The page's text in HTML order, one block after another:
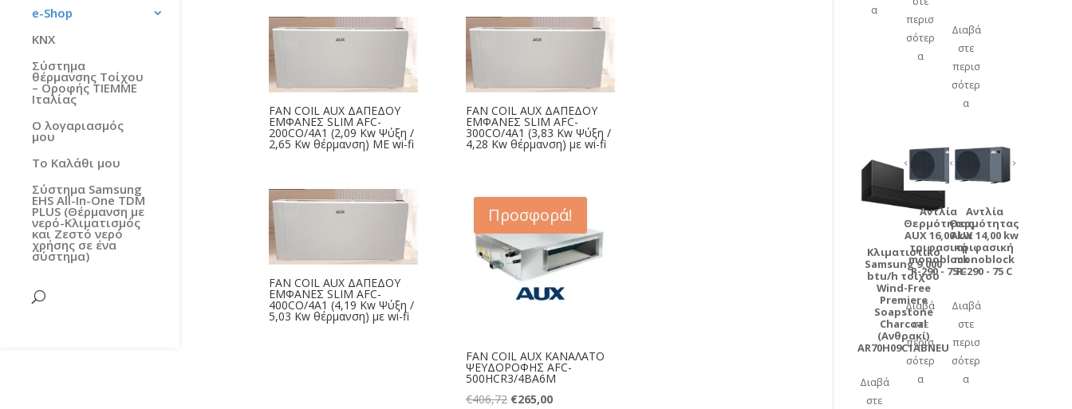
e-Shop
KNX
Σύστημα
θέρμανσης Τοίχου
– Οροφής TIEMME
Ιταλίας
Ο λογαριασμός
μου
Το Καλάθι μου
Σύστημα Samsung
EHS All-In-One TDM
PLUS (Θέρμανση με
νερό-Κλιματισμός
και Ζεστό νερό
χρήσης σε ένα
σύστημα)
€473,68.είναι:
FAN COIL AUX ΔΑΠΕΔΟΥ
ΕΜΦΑΝΕΣ SLIM AFC-
200CO/4A1 (2,09 Kw Ψύξη /
2,65 Kw θέρμανση) ME wi-fi
FAN COIL AUX ΔΑΠΕΔΟΥ
ΕΜΦΑΝΕΣ SLIM AFC-
300CO/4A1 (3,83 Kw Ψύξη /
4,28 Kw θέρμανση) με wi-fi
FAN COIL AUX ΔΑΠΕΔΟΥ
ΕΜΦΑΝΕΣ SLIM AFC-
400CO/4A1 (4,19 Kw Ψύξη /
5,03 Kw θέρμανση) με wi-fi
Προσφορά!
FAN COIL AUX ΚΑΝΑΛΑΤΟ
ΨΕΥΔΟΡΟΦΗΣ AFC-
500HCR3/4BA6M
€406,72 Original
€265,00Η
α
περισ
σότερ
α
Διαβά
στε
περισ
σότερ
α
Κλιματιστικό
Samsung 9.000
btu/h τοίχου
Wind-Free
Premiere
Soapstone
Charcoal
(Ανθρακί)
AR70H09C1ABNEU
Διαβά
στε
Αντλία
Θερμότητας
AUX 16,00 kw
τριφασική
monoblock
R-290 - 75 C
Διαβά
στε
περισ
σότερ
α
Αντλία
Θερμότητας
AUX 14,00 kw
τριφασική
monoblock
R-290 - 75 C
Διαβά
στε
περισ
σότερ
α